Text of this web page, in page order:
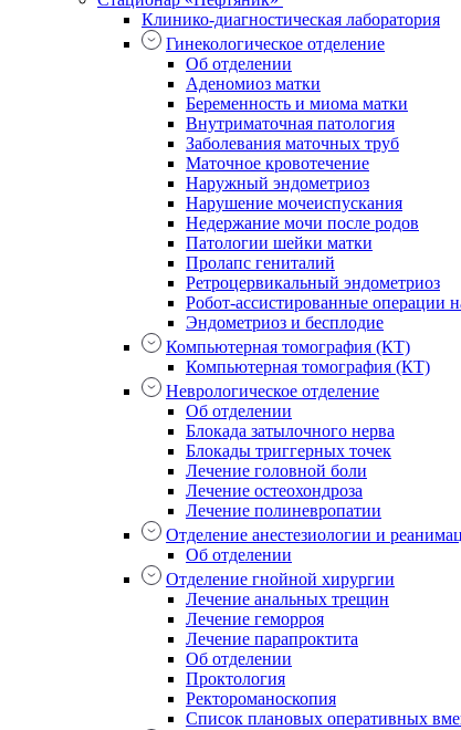
Клинико-диагностическая лаборатория
Гинекологическое отделение
Об отделении
Аденомиоз матки
Беременность и миома матки
Внутриматочная патология
Заболевания маточных труб
Маточное кровотечение
Наружный эндометриоз
Нарушение мочеиспускания
Недержание мочи после родов
Патологии шейки матки
Пролапс гениталий
Ретроцервикальный эндометриоз
Робот-ассистированные операции
Эндометриоз и бесплодие
Компьютерная томография (КТ)
Компьютерная томография (КТ)
Неврологическое отделение
Об отделении
Блокада затылочного нерва
Блокады триггерных точек
Лечение головной боли
Лечение остеохондроза
Лечение полиневропатии
Отделение анестезиологии и
Об отделении
Отделение гнойной хирургии
Лечение анальных трещин
Лечение геморроя
Лечение парапроктита
Об отделении
Проктология
Ректороманоскопия
Список плановых оперативных